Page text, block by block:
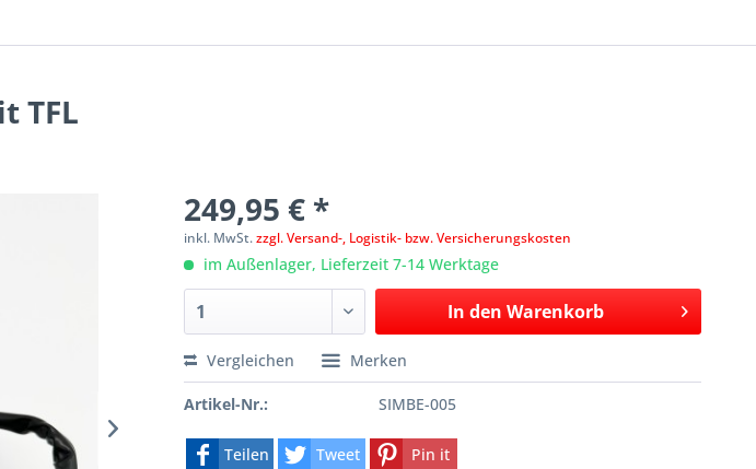
TFL
249,95 € *
inkl. MwSt.zzgl. Versand-, Logistik- bzw. Versicherungskosten
im Außenlager, Lieferzeit 7-14 Werktage
In den Warenkorb
Vergleichen Merken
Artikel-Nr.: SIMBE-005
Teilen Tweet Pin it